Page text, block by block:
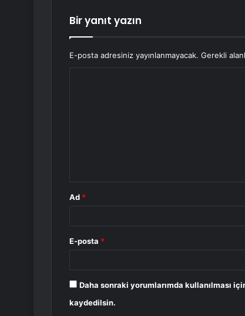
Bir yanıt yazın
E-posta adresiniz yayınlanmayacak. Gerekli
Ad *
E-posta *
Daha sonraki yorumlarımda kullanılması
kaydedilsin.